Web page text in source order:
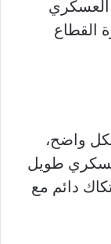
العسكري
القطاع
واضح،
عسكري طويل
دائم مع